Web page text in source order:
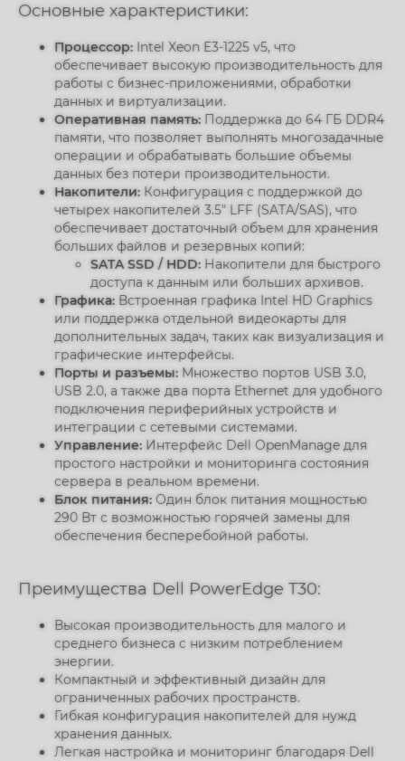
Основные характеристики:
Процессор: Intel Xeon E3-1225 v5, что
обеспечивает высокую производительность для
работы с бизнес-приложениями, обработки
данных и виртуализации.
Оперативная память: Поддержка до 64 ГБ DDR4
памяти, что позволяет выполнять многозадачные
операции и обрабатывать большие объемы
данных без потери производительности.
Накопители: Конфигурация с поддержкой до
четырех накопителей 3.5" LFF (SATA/SAS), что
обеспечивает достаточный объем для хранения
больших файлов и резервных копий:
SATA SSD / HDD: Накопители для быстрого
доступа к данным или больших архивов.
Графика: Встроенная графика Intel HD Graphics
или поддержка отдельной видеокарты для
дополнительных задач, таких как визуализация и
графические интерфейсы.
Порты и разъемы: Множество портов USB 3.0,
USB 2.0, а также два порта Ethernet для удобного
подключения периферийных устройств и
интеграции с сетевыми системами.
Управление: Интерфейс Dell OpenManage для
простого настройки и мониторинга состояния
сервера в реальном времени.
Блок питания: Один блок питания мощностью
290 Вт с возможностью горячей замены для
обеспечения бесперебойной работы.
Преимущества Dell PowerEdge T30:
Высокая производительность для малого и
среднего бизнеса с низким потреблением
энергии.
Компактный и эффективный дизайн для
ограниченных рабочих пространств.
Гибкая конфигурация накопителей для нужд
хранения данных.
Легкая настройка и мониторинг благодаря Dell